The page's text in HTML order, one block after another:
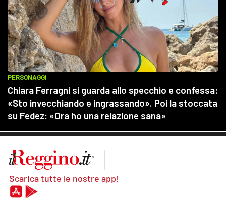
Scarica tutte le nostre app!